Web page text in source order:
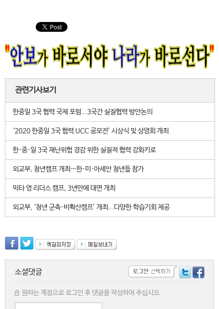
관련기사보기
한중일 3국 협력 국제 포럼...3국간 실질협력 방안논의
‘2020 한중일 3국 협력 UCC 공모전’ 시상식 및 상영회 개최
한·중·일 3국 재난위험 경감 위한 실질적 협력 강화키로
외교부, 청년캠프 개최…한·미·아세안 청년들 참가
믹타 영 리더스 캠프, 3년만에 대면 개최
외교부, ‘청년 군축·비확산캠프’ 개최...다양한 학습기회 제공
소셜댓글
원하는 계정으로 로그인 후 댓글을 작성하여 주십시요.